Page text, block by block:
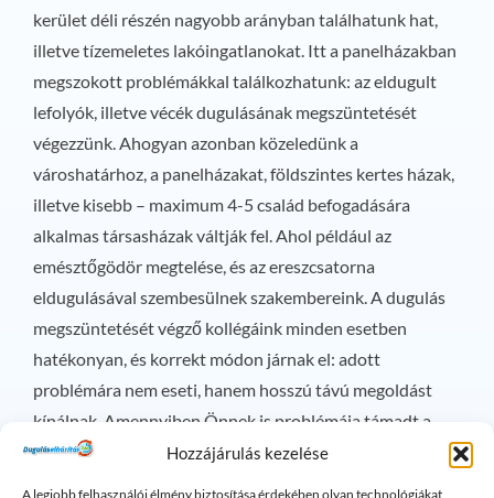
Hozzájárulás kezelése
A legjobb felhasználói élmény biztosítása érdekében olyan technológiákat
kerület déli részén nagyobb arányban találhatunk hat,
illetve tízemeletes lakóingatlanokat. Itt a panelházakban
megszokott problémákkal találkozhatunk: az eldugult
lefolyók, illetve vécék dugulásának megszüntetését
végezzünk. Ahogyan azonban közeledünk a
városhatárhoz, a panelházakat, földszintes kertes házak,
illetve kisebb – maximum 4-5 család befogadására
alkalmas társasházak váltják fel. Ahol például az
emésztőgödör megtelése, és az ereszcsatorna
eldugulásával szembesülnek szakembereink. A dugulás
megszüntetését végző kollégáink minden esetben
hatékonyan, és korrekt módon járnak el: adott
problémára nem eseti, hanem hosszú távú megoldást
kínálnak. Amennyiben Önnek is problémája támadt a
vécével vagy a lefolyóval, úgy a 06/20-318-1614-as,